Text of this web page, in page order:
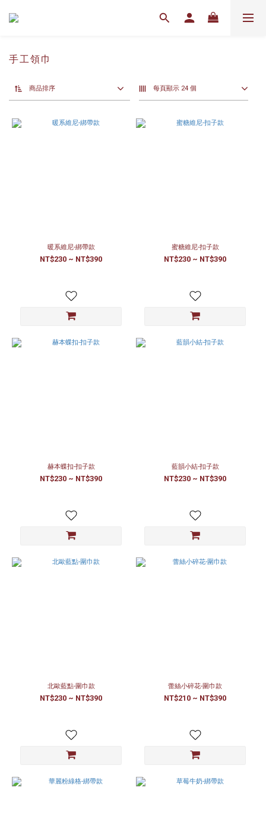
手工領巾
商品排序 每頁顯示 24 個
暖系維尼-綁帶款
NT$230 ~ NT$390
蜜糖維尼-扣子款
NT$230 ~ NT$390
赫本蝶扣-扣子款
NT$230 ~ NT$390
藍韻小結-扣子款
NT$230 ~ NT$390
北歐藍點-圍巾款
NT$230 ~ NT$390
蕾絲小碎花-圍巾款
NT$210 ~ NT$390